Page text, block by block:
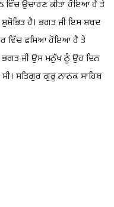
ਵਿੱਚ ਉਚਾਰਣ ਕੀਤਾ ਹੋਇਆ ਹੈ ਤੇ
ਸ਼ੁਸ਼ੋਭਿਤ ਹੈ। ਭਗਤ ਜੀ ਇਸ ਸ਼ਬਦ
ਵਿੱਚ ਫਸਿਆ ਹੋਇਆ ਹੈ ਤੇ
ਜੀ ਉਸ ਮਨੁੱਖ ਨੂੰ ਉਹ ਦਿਨ
ਸਤਿਗੁਰ ਗੁਰੂ ਨਾਨਕ ਸਾਹਿਬ